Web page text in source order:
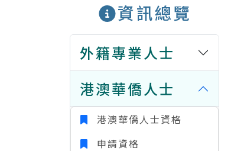
資訊總覽
外籍專業人士
港澳華僑人士
港澳華僑人士資格
申請資格